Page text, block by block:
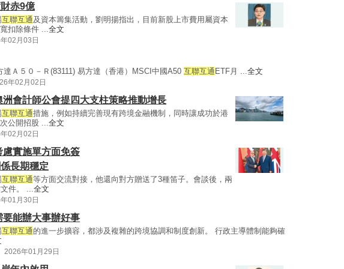
赤9億
互聯互通及資本籌集活動，劉明揚指出，目前新股上市費用屬資本
扣除條件 ...全文
02月03日
達Ａ５０－Ｒ(83111) 易方達（香港）MSCI中國A50 互聯互通 ETF月 ...全文
年02月02日
會計師公會提四大支柱策略推動增長
互聯互通措施，例如持續完善現有跨境金融機制，同時讓成功於港
公開招股 ...全文
02月02日
實施單方面免簽
長期穩定
互聯互通等方面交流對接，他還向對方贈送了3種笛子。會談後，兩
件。 ...全文
01月30日
能辦大事辦好事
互聯互通的進一步擴容，都涉及複雜的跨境協調和制度創新。 行政主導體制能夠確
2026年01月29日